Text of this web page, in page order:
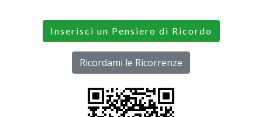
Inserisci un Pensiero di Ricordo
Ricordami le Ricorrenze